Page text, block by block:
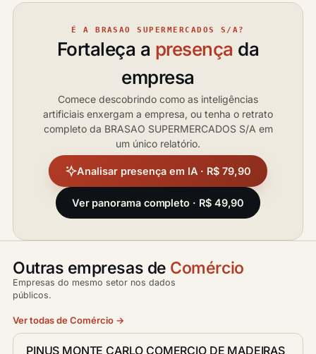
É A BRASAO SUPERMERCADOS S/A?
Fortaleça a presença da
empresa
Comece descobrindo como as inteligências
artificiais enxergam a empresa, ou tenha o retrato
completo da BRASAO SUPERMERCADOS S/A em
um único relatório.
Analisar presença em IA · R$ 79,90
Ver panorama completo · R$ 49,90
Outras empresas de Comércio
Empresas do mesmo setor nos dados
públicos.
Ver todas de Comércio →
PINUS MONTE CARLO COMERCIO DE MADEIRAS